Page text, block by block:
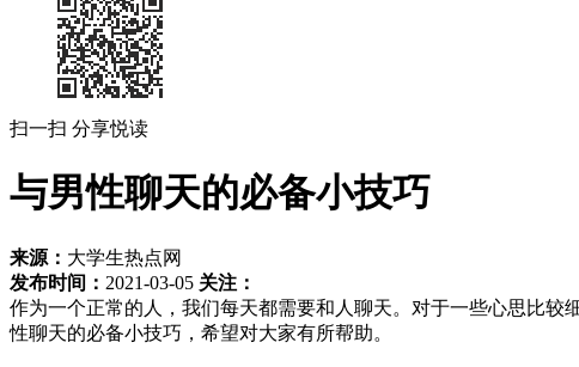
扫一扫 分享悦读
与男性聊天的必备小技巧
来源： 大学生热点网
发布时间： 2021-03-05 关注：
作为一个正常的人，我们每天都需要和人聊天。对于一些心思比
性聊天的必备小技巧，希望对大家有所帮助。